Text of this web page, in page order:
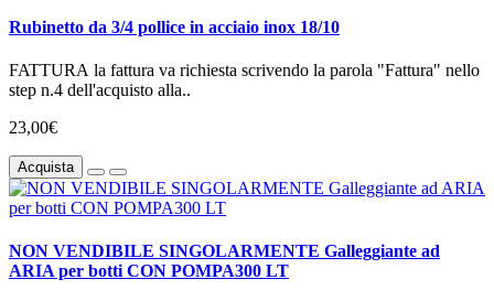
Rubinetto da 3/4 pollice in acciaio inox 18/10
FATTURA la fattura va richiesta scrivendo la parola "Fattura" nello
step n.4 dell'acquisto alla..
23,00€
Acquista
NON VENDIBILE SINGOLARMENTE Galleggiante ad
ARIA per botti CON POMPA300 LT